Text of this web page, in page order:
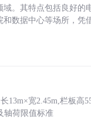
。其特点包括良好的
数据中心等场所，凭
13m×宽2.45m,栏板高
轴荷限值标准